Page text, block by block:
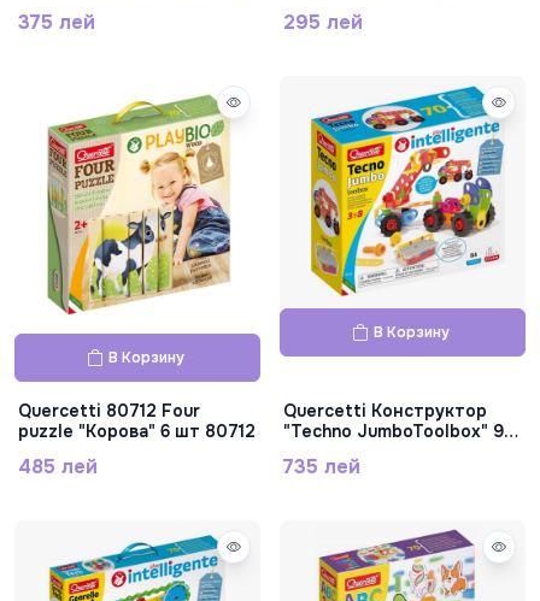
375 лей 295 лей
В Корзину
Quercetti 80712 Four
puzzle "Корова" 6 шт 80712
485 лей
В Корзину
Quercetti Конструктор
"Techno JumboToolbox" 90
735 лей